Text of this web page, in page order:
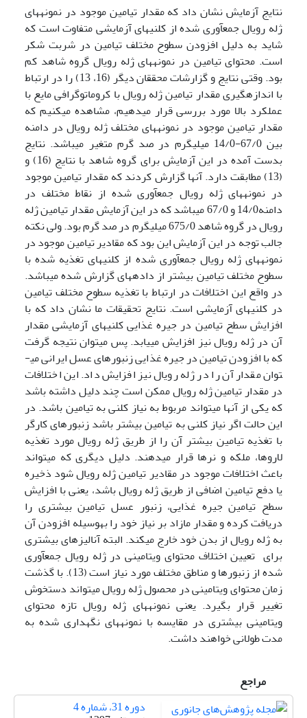
نتایج آزمایش نشان داد که مقدار تیامین موجود در نمونه­های
ژله رویال جمع­آوری شده از کلنی­های آزمایشی متفاوت است که
شاید به دلیل افزودن سطوح مختلف تیامین در شربت شکر
است. محتوای تیامین در نمونه­های ژله رویال گروه شاهد کم
بود. وقتی نتایج و گزارشات محققان دیگر (16، 13) را در ارتباط
با اندازه­گیری مقدار تیامین ژله رویال با کروماتوگرافی مایع با
عملکرد بالا مورد بررسی قرار می­دهیم، مشاهده می­کنیم که
مقدار تیامین موجود در نمونه­های مختلف ژله رویال در دامنه
بین 67/0-14/0 میلی­گرم در صد گرم متغیر می­باشد. نتایج
بدست آمده در این آزمایش برای گروه شاهد با نتایج (16) و
(13) مطابقت دارد. آن­ها گزارش کردند که مقدار تیامین موجود
در نمونه­های ژله رویال جمع­آوری شده از نقاط مختلف در
دامنه14/0 و 67/0 می­باشد که در این آزمایش مقدار تیامین ژله
رویال در گروه شاهد 675/0 میلی­گرم در صد گرم بود. ولی نکته
جالب توجه در این آزمایش این بود که مقادیر تیامین موجود در
نمونه­های ژله رویال جمع­آوری شده از کلنی­های تغذیه شده با
سطوح مختلف تیامین بیشتر از داده­های گزارش شده می­باشد.
در واقع این اختلافات در ارتباط با تغذیه سطوح مختلف تیامین
در کلنی­های آزمایشی است. نتایج تحقیقات ما نشان داد که با
افزایش سطح تیامین در جیره غذایی کلنی­های آزمایشی مقدار
آن در ژله رویال نیز افزایش می­یابد. پس می­توان نتیجه گرفت
که با افزودن تیامین در جیره غذایی زنبورهای عسل ایرانی می­
توان مقدار آن را در ژله رویال نیز افزایش داد. این اختلافات
در مقدار تیامین ژله رویال ممکن است چند دلیل داشته باشد
که یکی از آن­ها می­تواند مربوط به نیاز کلنی به تیامین باشد. در
این حالت اگر نیاز کلنی به تیامین بیشتر باشد زنبورهای کارگر
با تغذیه تیامین بیشتر آن را از طریق ژله رویال مورد تغذیه
لاروها، ملکه و نرها قرار می­دهند. دلیل دیگری که می­تواند
باعث اختلافات موجود در مقادیر تیامین ژله رویال شود ذخیره
یا دفع تیامین اضافی از طریق ژله رویال ­باشد، یعنی با افزایش
سطح تیامین جیره غذایی، زنبور عسل تیامین بیشتری را
دریافت کرده و مقدار مازاد بر نیاز خود را به­وسیله افزودن آن
به ژله رویال از بدن خود خارج ­می­کند. البته آنالیزهای بیشتری
برای تعیین اختلاف محتوای ویتامینی در ژله رویال جمع­آوری
شده از زنبورها و مناطق مختلف مورد نیاز است (13). با گذشت
زمان محتوای ویتامینی در محصول ژله رویال می­تواند دست­خوش
تغییر قرار بگیرد. یعنی نمونه­های ژله رویال تازه محتوای
ویتامینی بیشتری در مقایسه با نمونه­های نگهداری شده به
مدت طولانی خواهند داشت.
مراجع
دوره 31، شماره 4